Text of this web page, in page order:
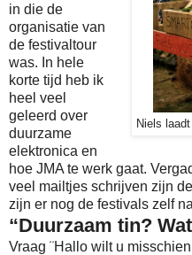
Niels
in die de
organisatie van
de festivaltour
was. In hele
korte tijd heb ik
heel veel
geleerd over
duurzame
elektronica en
hoe JMA te werk gaat.
veel mailtjes schrijven zijn
zijn er nog de festivals zelf
“Duurzaam tin?
Vraag ¨Hallo wilt u